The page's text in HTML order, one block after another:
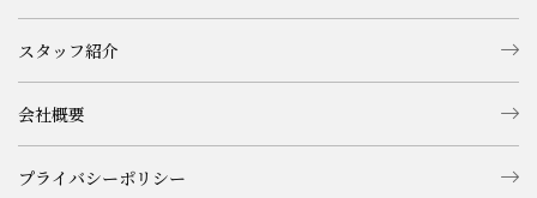
スタッフ紹介
会社概要
プライバシーポリシー